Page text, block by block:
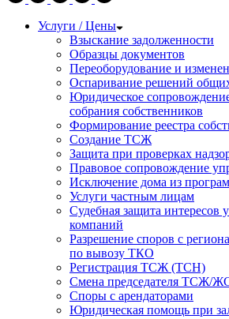
Услуги / Цены
Взыскание задолженности
Образцы документов
Переоборудование и
Оспаривание решений
Юридическое
собрания собственников
Формирование реестра
Создание ТСЖ
Защита при проверках
Правовое сопровождение
Исключение дома из
Услуги частным лицам
Судебная защита интересов
компаний
Разрешение споров с
по вывозу ТКО
Регистрация ТСЖ (ТСН)
Смена председателя ТСЖ/
Споры с арендаторами
Юридическая помощь при